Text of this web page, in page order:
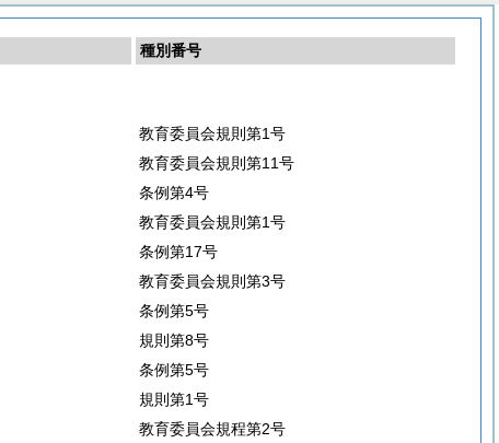
種別番号
教育委員会規則第1号
教育委員会規則第11号
条例第4号
教育委員会規則第1号
条例第17号
教育委員会規則第3号
条例第5号
規則第8号
条例第5号
規則第1号
教育委員会規程第2号